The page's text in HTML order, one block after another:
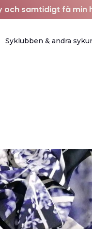
och samtidigt få min
Syklubben & andra